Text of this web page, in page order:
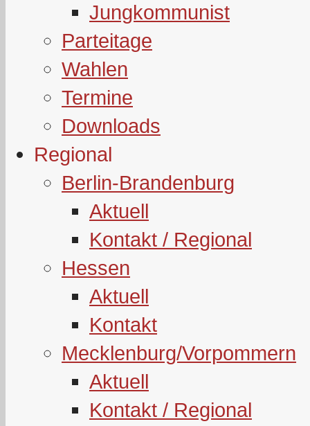
Jungkommunist
Parteitage
Wahlen
Termine
Downloads
Regional
Berlin-Brandenburg
Aktuell
Kontakt / Regional
Hessen
Aktuell
Kontakt
Mecklenburg/Vorpommern
Aktuell
Kontakt / Regional